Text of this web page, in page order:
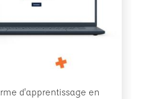
d'apprentissage en